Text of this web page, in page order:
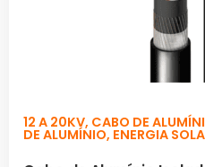
12 A 20KV, CABO DE
DE ALUMÍNIO, ENERGIA